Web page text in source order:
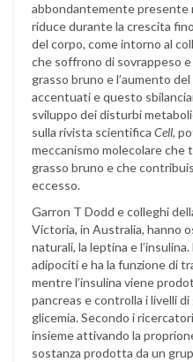
abbondantemente presente
riduce durante la crescita
del corpo, come intorno al
che soffrono di sovrappeso
grasso bruno e l’aumento
accentuati e questo
sviluppo dei disturbi
sulla rivista scientifica Cell,
meccanismo molecolare che
grasso bruno e che
eccesso.
Garron T Dodd e colleghi
Victoria, in Australia, hanno
naturali, la leptina e
adipociti e ha la funzione di
mentre l’insulina viene
pancreas e controlla i livelli
glicemia. Secondo i
insieme attivando la
sostanza prodotta da un